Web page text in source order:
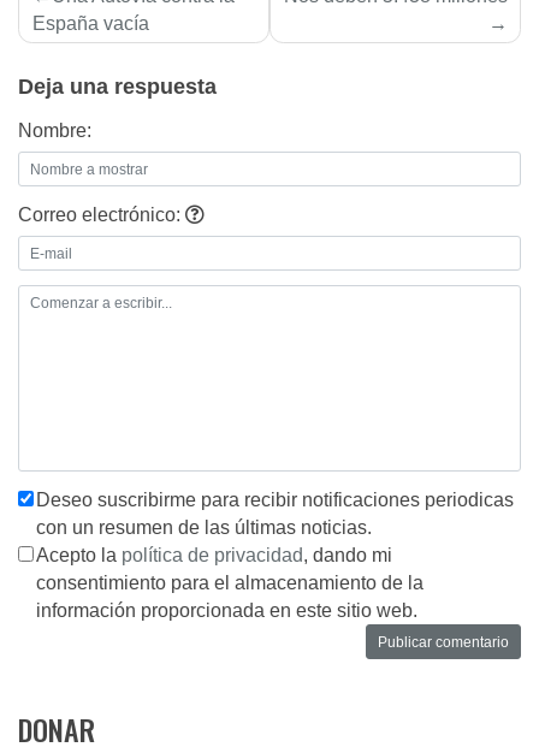
deEspaña vacía
Deja una respuesta
Nombre:
Correo electrónico:
Deseo suscribirme para recibir notificaciones periodicas
con un resumen de las últimas noticias.
Acepto la política de privacidad, dando mi
consentimiento para el almacenamiento de la
información proporcionada en este sitio web.
DONAR